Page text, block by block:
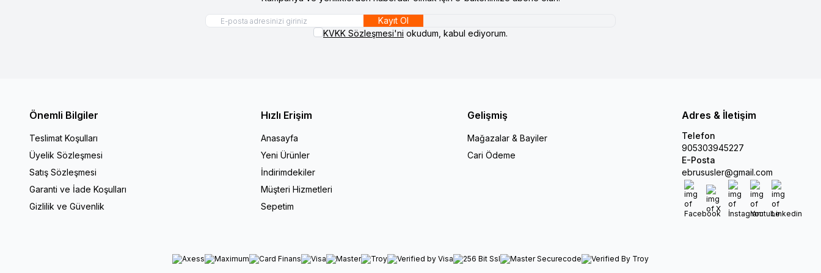
Kayıt Ol
KVKK Sözleşmesi'ni okudum, kabul ediyorum.
Önemli Bilgiler
Teslimat Koşulları
Üyelik Sözleşmesi
Satış Sözleşmesi
Garanti ve İade Koşulları
Gizlilik ve Güvenlik
Hızlı Erişim
Anasayfa
Yeni Ürünler
İndirimdekiler
Müşteri Hizmetleri
Sepetim
Gelişmiş
Mağazalar & Bayiler
Cari Ödeme
Adres & İletişim
Telefon
905303945227
E-Posta
ebrususler@gmail.com
Facebook
X İnstagram
Youtube